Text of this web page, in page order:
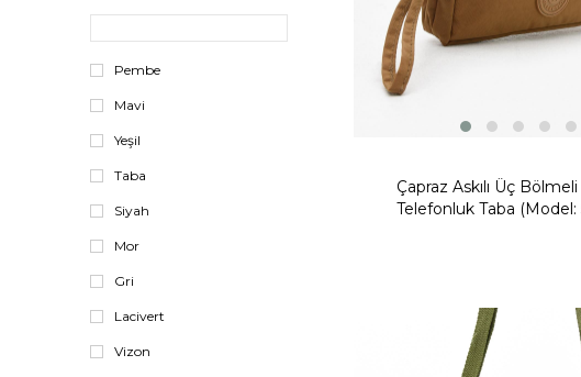
Pembe
Mavi
Yeşil
Taba
Siyah
Mor
Gri
Lacivert
Vizon
Çapraz Askılı Üç
Telefonluk Taba (Model: